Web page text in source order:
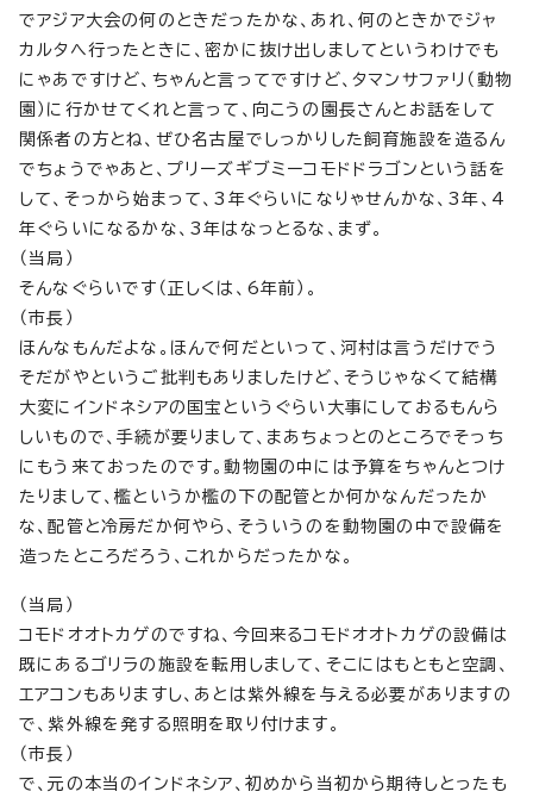
でアジア大会の何のときだったかな、あれ、何のときかでジャ
カルタへ行ったときに、密かに抜け出しましてというわけでも
にゃあですけど、ちゃんと言ってですけど、タマンサファリ（動物
園）に行かせてくれと言って、向こうの園長さんとお話をして
関係者の方とね、ぜひ名古屋でしっかりした飼育施設を造るん
でちょうでゃあと、プリーズギブミーコモドドラゴンという話を
して、そっから始まって、3年ぐらいになりゃせんかな、3年、4
年ぐらいになるかな、3年はなっとるな、まず。
（当局）
そんなぐらいです（正しくは、6年前）。
（市長）
ほんなもんだよな。ほんで何だといって、河村は言うだけでう
そだがやというご批判もありましたけど、そうじゃなくて結構
大変にインドネシアの国宝というぐらい大事にしておるもんら
しいもので、手続が要りまして、まあちょっとのところでそっち
にもう来ておったのです。動物園の中には予算をちゃんとつけ
たりまして、檻というか檻の下の配管とか何かなんだったか
な、配管と冷房だか何やら、そういうのを動物園の中で設備を
造ったところだろう、これからだったかな。
（当局）
コモドオオトカゲのですね、今回来るコモドオオトカゲの設備は
既にあるゴリラの施設を転用しまして、そこにはもともと空調、
エアコンもありますし、あとは紫外線を与える必要がありますの
で、紫外線を発する照明を取り付けます。
（市長）
で、元の本当のインドネシア、初めから当初から期待しとったも